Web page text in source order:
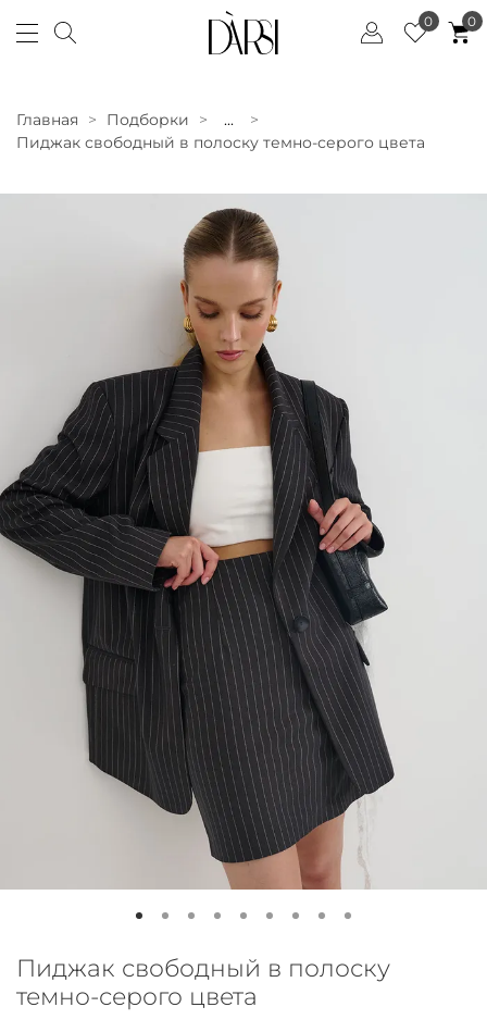
0 0
Главная Подборки
...
Пиджак свободный в полоску темно-серого цвета
Пиджак свободный в полоску
темно-серого цвета